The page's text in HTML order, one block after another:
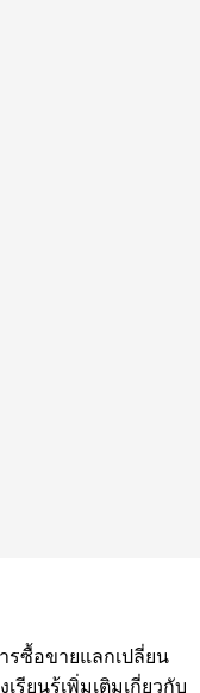
รซื้อขายแลกเปลี่ยน
รียนรู้เพิ่มเติมเกี่ยวกับ